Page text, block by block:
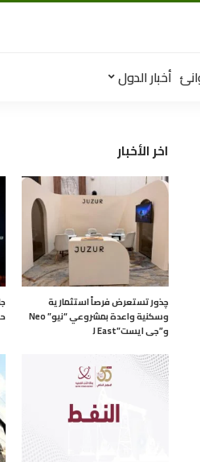
أخبار الدول
اخر الأخبار
چذور تستعرض فرصاً استثمارية
وسكنية واعدة بمشروعي “نيو” Neo
و”جى ايست”J East